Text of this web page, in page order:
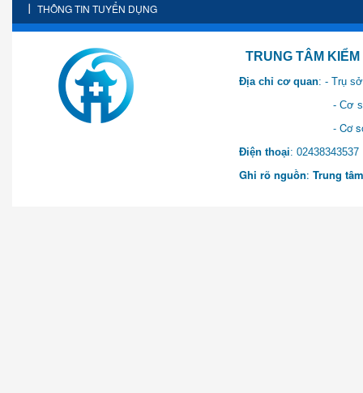
THÔNG TIN TUYỂN DỤNG
TRUNG TÂM KIỂM SOÁT
Địa chỉ cơ quan: - Trụ
- Cơ sở 2: Khu Hành
- Cơ sở 3: Số 1 Ngõ 2
Điện thoại:
Ghi rõ nguồn: Trung